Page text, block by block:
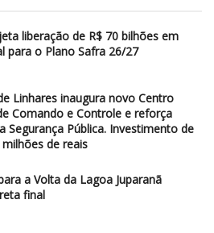
liberação de R$ 70 bilhões em
para o Plano Safra 26/27
Linhares inaugura novo Centro
Comando e Controle e reforça
Segurança Pública. Investimento de
de reais
a Volta da Lagoa Juparanã
final